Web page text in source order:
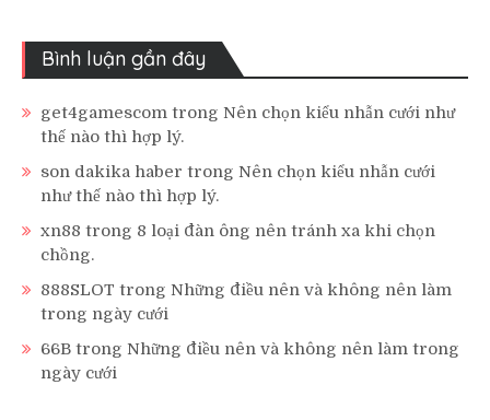
Bình luận gần đây
get4gamescom trong Nên chọn kiểu nhẫn cưới như
thế nào thì hợp lý.
son dakika haber trong Nên chọn kiểu nhẫn cưới
như thế nào thì hợp lý.
xn88 trong 8 loại đàn ông nên tránh xa khi chọn
chồng.
888SLOT trong Những điều nên và không nên làm
trong ngày cưới
66B trong Những điều nên và không nên làm trong
ngày cưới